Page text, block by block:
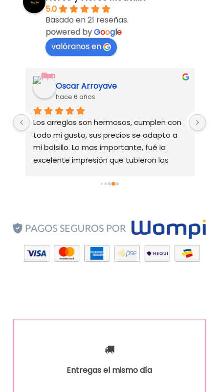
5.0
Basado en 21 reseñas.
powered byGoogle
valóranos en
Daniela Arbeláez
hace 6 años
Excelente servicio: muy cumplidos,
responsables  y de resaltar la atención
personalizada
Entregas el mismo día